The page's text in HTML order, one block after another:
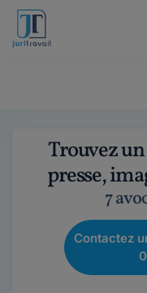
Trouvez
presse,
7
Contactez